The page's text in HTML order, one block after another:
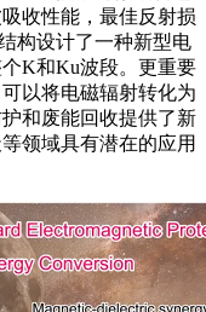
收性能，最佳反射损
构设计了一种新型电
K和Ku波段。更重要
以将电磁辐射转化为
和废能回收提供了新
领域具有潜在的应用